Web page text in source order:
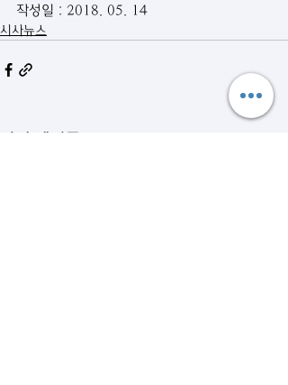
작성일 : 2018. 05. 14
시사뉴스
관련 게시물